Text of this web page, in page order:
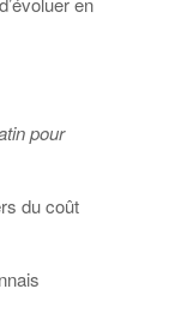
pour
du coût